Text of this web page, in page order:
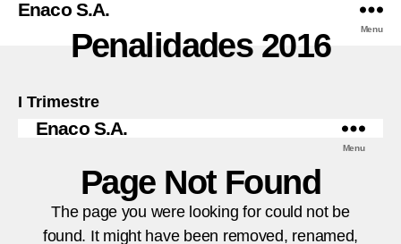
Enaco S.A.
Menu
Penalidades 2016
I Trimestre